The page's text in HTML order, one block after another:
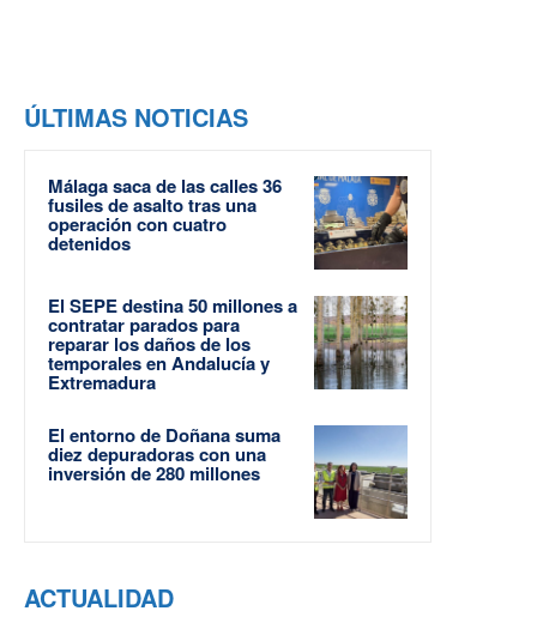
ÚLTIMAS NOTICIAS
Málaga saca de las calles 36
fusiles de asalto tras una
operación con cuatro
detenidos
El SEPE destina 50 millones a
contratar parados para
reparar los daños de los
temporales en Andalucía y
Extremadura
El entorno de Doñana suma
diez depuradoras con una
inversión de 280 millones
ACTUALIDAD